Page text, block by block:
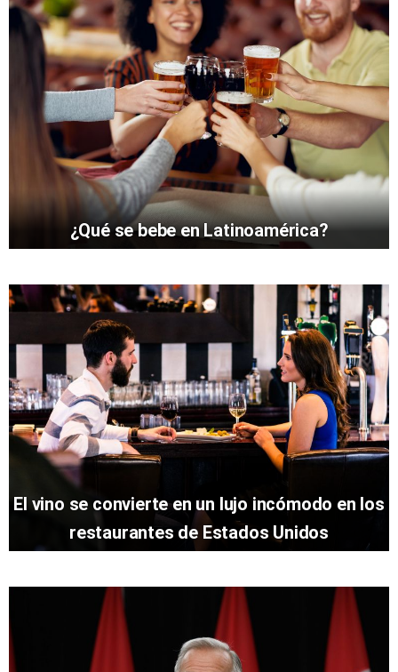
¿Qué se bebe en Latinoamérica?
El vino se convierte en un lujo incómodo en los
restaurantes de Estados Unidos